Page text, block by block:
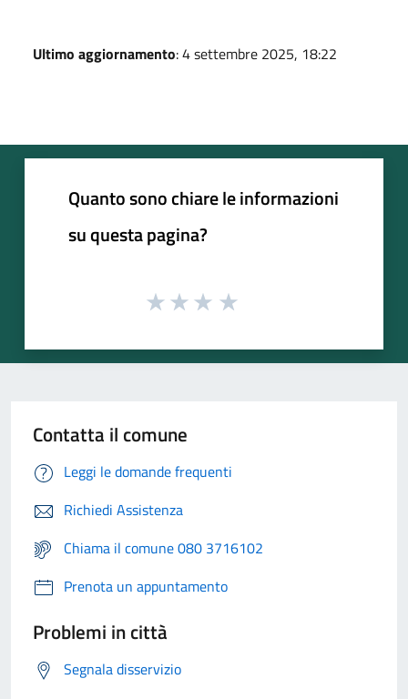
Ultimo aggiornamento: 4 settembre 2025, 18:22
Quanto sono chiare le informazioni
su questa pagina?
Contatta il comune
Leggi le domande frequenti
Richiedi Assistenza
Chiama il comune 080 3716102
Prenota un appuntamento
Problemi in città
Segnala disservizio